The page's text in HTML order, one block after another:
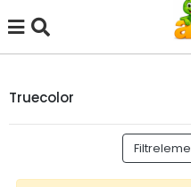
Truecolor
Filtreleme